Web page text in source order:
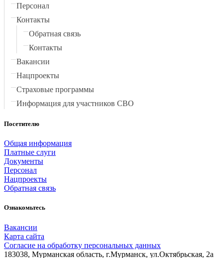
Персонал
Контакты
Обратная связь
Контакты
Вакансии
Нацпроекты
Страховые программы
Информация для участников СВО
Посетителю
Общая информация
Платные слуги
Документы
Персонал
Нацпроекты
Обратная связь
Ознакомьтесь
Вакансии
Карта сайта
Согласие на обработку персональных данных
183038, Мурманская область, г.Мурманск, ул.Октябрьская, 2а